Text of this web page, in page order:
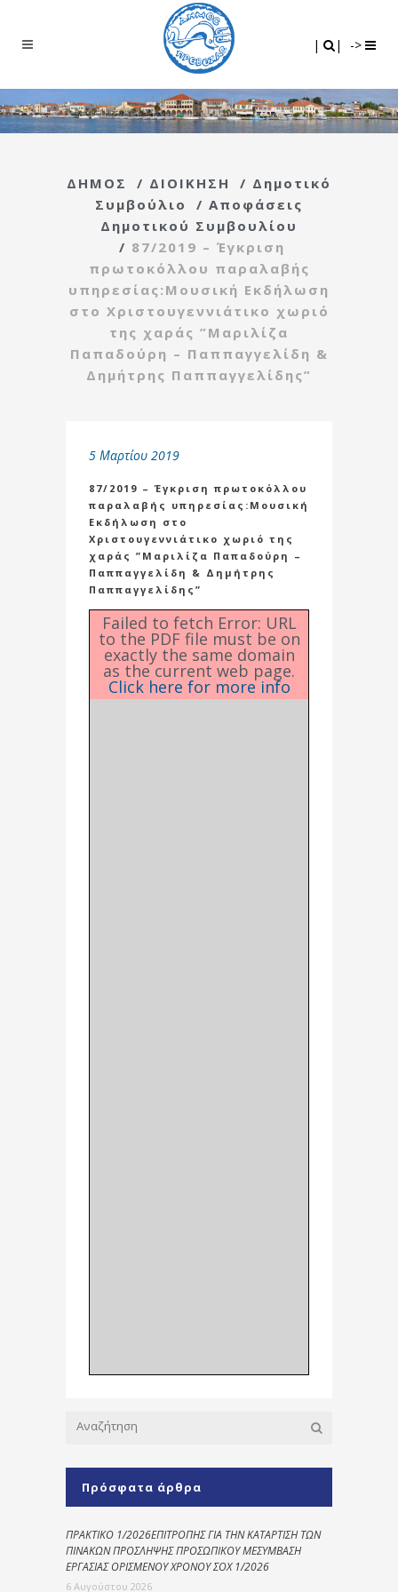
| | ->
ΔΗΜΟΣ / ΔΙΟΙΚΗΣΗ / Δημοτικό
Συμβούλιο
/ Αποφάσεις
Δημοτικού Συμβουλίου
/ 87/2019 – Έγκριση
πρωτοκόλλου παραλαβής
υπηρεσίας:Μουσική Εκδήλωση
στο Χριστουγεννιάτικο χωριό
της χαράς ”Μαριλίζα
Παπαδούρη – Παππαγγελίδη &
Δημήτρης Παππαγγελίδης”
5 Μαρτίου 2019
87/2019 – Έγκριση πρωτοκόλλου
παραλαβής υπηρεσίας:Μουσική
Εκδήλωση στο
Χριστουγεννιάτικο χωριό της
χαράς ”Μαριλίζα Παπαδούρη –
Παππαγγελίδη & Δημήτρης
Παππαγγελίδης”
Failed to fetch Error: URL
to the PDF file must be on
exactly the same domain
as the current web page.
Click here for more info
Πρόσφατα άρθρα
ΠΡΑΚΤΙΚΟ 1/2026ΕΠΙΤΡΟΠΗΣ ΓΙΑ ΤΗΝ ΚΑΤΑΡΤΙΣΗ ΤΩΝ
ΠΙΝΑΚΩΝ ΠΡΟΣΛΗΨΗΣ ΠΡΟΣΩΠΙΚΟΥ ΜΕΣΥΜΒΑΣΗ
ΕΡΓΑΣΙΑΣ ΟΡΙΣΜΕΝΟΥ ΧΡΟΝΟΥ ΣΟΧ 1/2026
6 Αυγούστου 2026